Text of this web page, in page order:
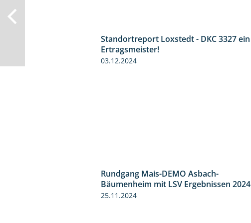
Standortreport Loxstedt - DKC 3327 ein
Ertragsmeister!
03.12.2024
8:38
Rundgang Mais-DEMO Asbach-
Bäumenheim mit LSV Ergebnissen 2024
25.11.2024